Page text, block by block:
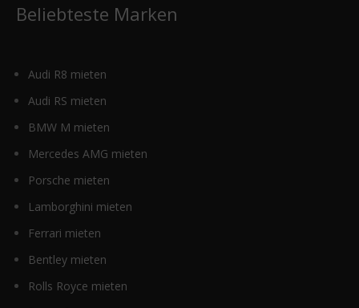
Beliebteste Marken
Audi R8 mieten
Audi RS mieten
BMW M mieten
Mercedes AMG mieten
Porsche mieten
Lamborghini mieten
Ferrari mieten
Bentley mieten
Rolls Royce mieten